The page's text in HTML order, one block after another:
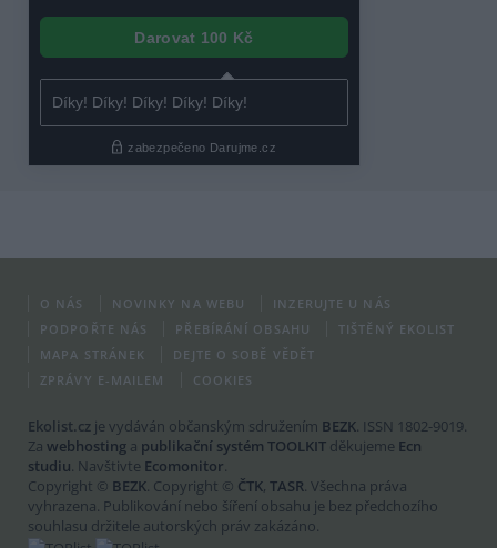
O NÁS NOVINKY NA WEBU
INZERUJTE U NÁS
PODPOŘTE NÁS
PŘEBÍRÁNÍ OBSAHU
TIŠTĚNÝ EKOLIST
MAPA STRÁNEK
DEJTE O SOBĚ VĚDĚT
ZPRÁVY E-MAILEM
COOKIES
Ekolist.cz je vydáván občanským sdružením BEZK. ISSN 1802-9019.
Za webhosting a publikační systém TOOLKIT děkujeme Ecn
studiu. Navštivte Ecomonitor.
Copyright © BEZK. Copyright © ČTK, TASR. Všechna práva
vyhrazena. Publikování nebo šíření obsahu je bez předchozího
souhlasu držitele autorských práv zakázáno.